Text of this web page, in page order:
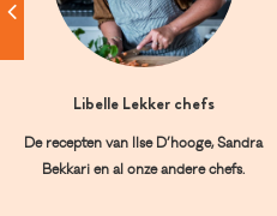
Libelle Lekker chefs
De recepten van Ilse D’hooge, Sandra
Bekkari en al onze andere chefs.